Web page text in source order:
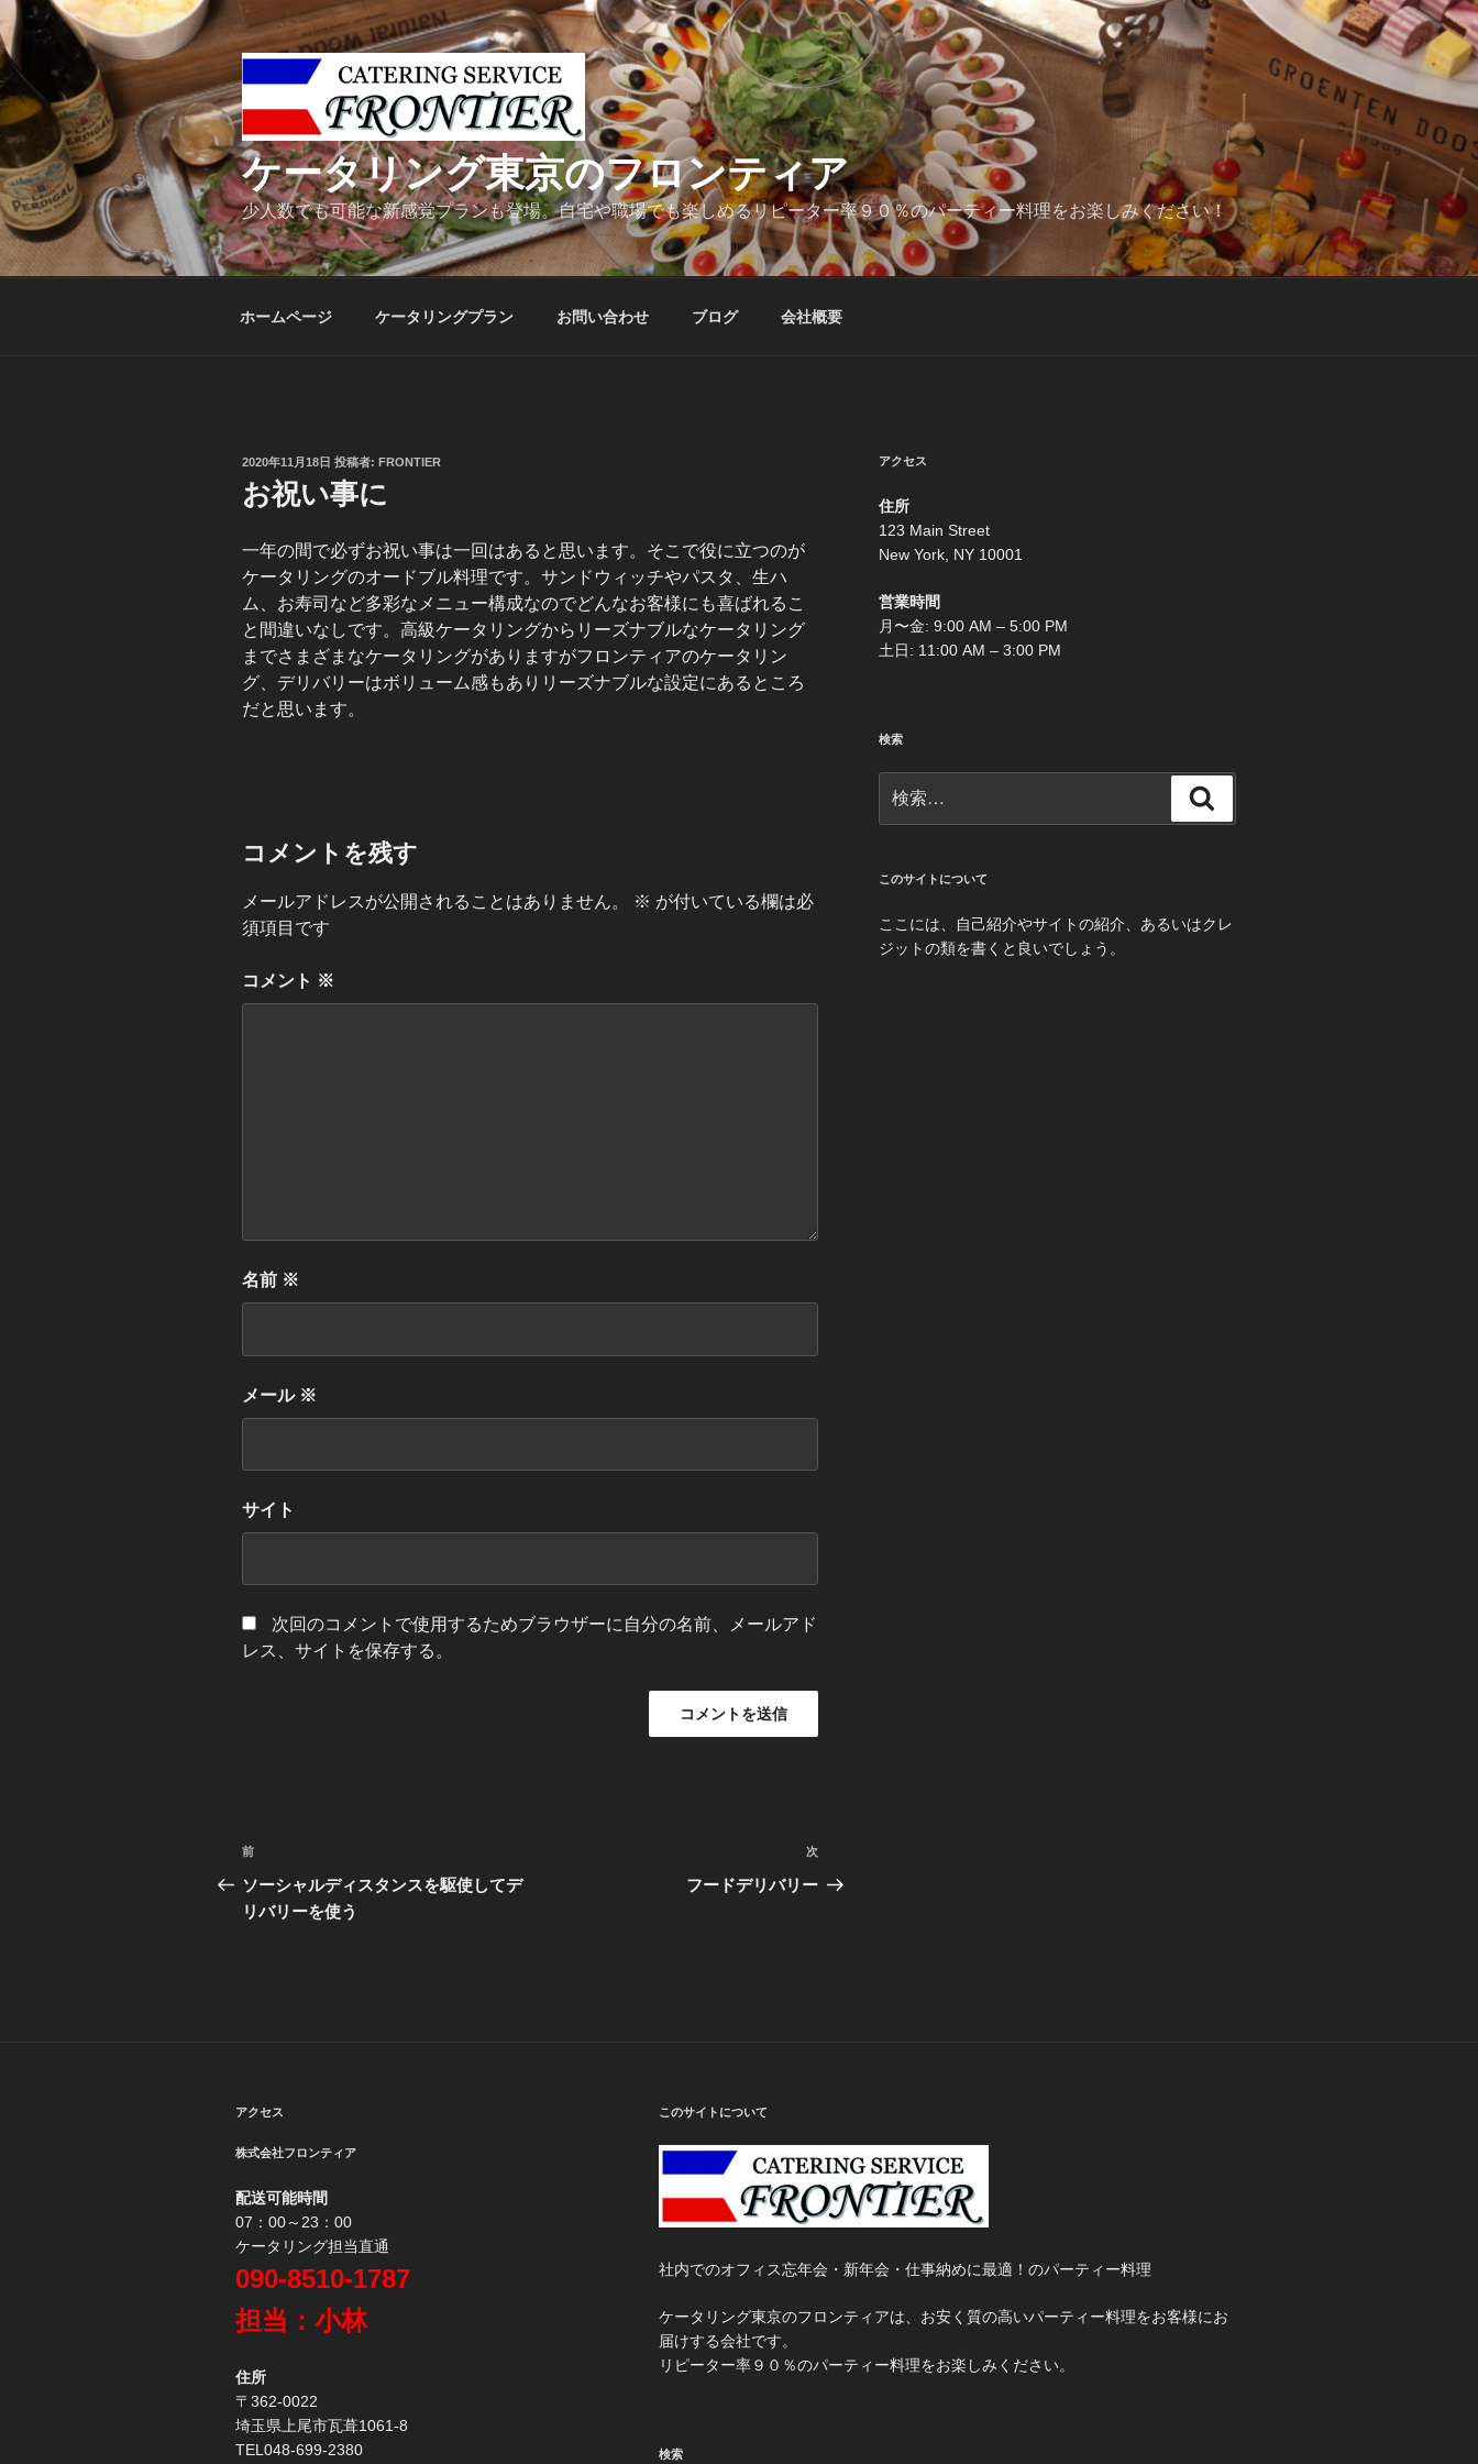
ン
テ
ン
へ
ス
キ
ッ
プ
ケータリング東京のフロンティア
少人数でも可能な新感覚プランも登場。自宅や職場でも楽しめるリピーター率９０％のパーティー料理をお楽しみください！
ホームページ ケータリングプラン お問い合わせ ブログ 会社概要
投
日:
2020年11月18日 投稿者: FRONTIER
お祝い事に
一年の間で必ずお祝い事は一回はあると思います。そこで役に立つのが
ケータリングのオードブル料理です。サンドウィッチやパスタ、生ハ
ム、お寿司など多彩なメニュー構成なのでどんなお客様にも喜ばれるこ
と間違いなしです。高級ケータリングからリーズナブルなケータリング
までさまざまなケータリングがありますがフロンティアのケータリン
グ、デリバリーはボリューム感もありリーズナブルな設定にあるところ
だと思います。
コメントを残す
メールアドレスが公開されることはありません。 ※ が付いている欄は必
須項目です
コメント ※
名前 ※
メール ※
サイト
次回のコメントで使用するためブラウザーに自分の名前、メールアド
レス、サイトを保存する。
投
稿
ナ
ョ
ン
前
の
投
前
ソーシャルディスタンスを駆使してデ
リバリーを使う
次
の
次
フードデリバリー
アクセス
住所
123 Main Street
New York, NY 10001
営業時間
月〜金: 9:00 AM – 5:00 PM
土日: 11:00 AM – 3:00 PM
検索
索:
索
このサイトについて
ここには、自己紹介やサイトの紹介、あるいはクレ
ジットの類を書くと良いでしょう。
アクセス
株式会社フロンティア
配送可能時間
07：00～23：00
ケータリング担当直通
090-8510-1787
担当：小林
住所
〒362-0022
埼玉県上尾市瓦葺1061-8
TEL048-699-2380
このサイトについて
社内でのオフィス忘年会・新年会・仕事納めに最適！のパーティー料理
ケータリング東京のフロンティアは、お安く質の高いパーティー料理をお客様にお
届けする会社です。
リピーター率９０％のパーティー料理をお楽しみください。
検索